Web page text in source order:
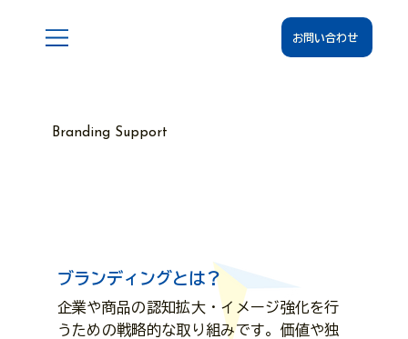
お問い合わせ
Branding Support
ブランディングとは？
企業や商品の認知拡大・イメージ強化を行
うための戦略的な取り組みです。価値や独